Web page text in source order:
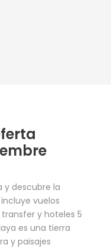
y descubre la
vuelos
y hoteles 5
es una tierra
y paisajes